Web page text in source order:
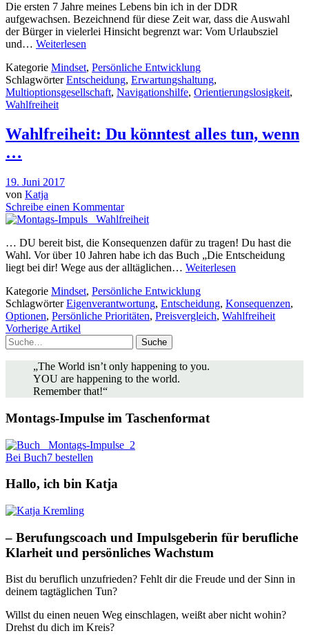
Die ersten 7 Jahre meines Lebens bin ich in der DDR
aufgewachsen. Bezeichnend für diese Zeit war, dass die Auswahl
der Bürger in vielerlei Hinsicht begrenzt war: Vom Urlaubsziel
und… Weiterlesen
Kategorie Mindset, Persönliche Entwicklung
SchlagwörterEntscheidung, Erwartungshaltung,
Multioptionsgesellschaft, Navigationshilfe, Orientierungslosigkeit,
Wahlfreiheit
Wahlfreiheit: Du könntest alles tun, wenn
…
19. Juni 2017
von Katja
Schreibe einen Kommentar
… DU bereit bist, die Konsequenzen dafür zu tragen! Du hast die
Wahl. Vor über 10 Jahren habe ich das Buch „Die Entscheidung
liegt bei dir! Wege aus der alltäglichen… Weiterlesen
Kategorie Mindset, Persönliche Entwicklung
SchlagwörterEigenverantwortung, Entscheidung, Konsequenzen,
Optionen, Persönliche Prioritäten, Preisvergleich, Wahlfreiheit
Vorherige Artikel
Suche
„The World isn’t only happening to you.
YOU are happening to the world.
Remember that!“
Montags-Impulse im Taschenformat
Bei Buch7 bestellen
Hallo, ich bin Katja
– Berufungscoach und Impulsgeberin für berufliche
Klarheit und persönliches Wachstum
Bist du beruflich unzufrieden? Fehlt dir die Freude und der Sinn in
deinem tagtäglichen Tun?
Willst du einen neuen Weg einschlagen, weißt aber nicht wohin?
Drehst du dich im Kreis?